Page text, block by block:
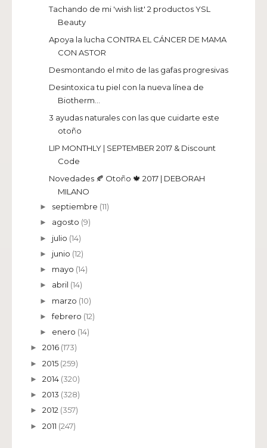
Tachando de mi 'wish list' 2 productos YSL
Beauty
Apoya la lucha CONTRA EL CÁNCER DE MAMA
CON ASTOR
Desmontando el mito de las gafas progresivas
Desintoxica tu piel con la nueva línea de
Biotherm...
3 ayudas naturales con las que cuidarte este
otoño
LIP MONTHLY | SEPTEMBER 2017 & Discount
Code
Novedades 🍂 Otoño 🍁 2017 | DEBORAH
MILANO
► septiembre (11)
► agosto (9)
► julio (14)
► junio (12)
► mayo (14)
► abril (14)
► marzo (10)
►febrero (12)
► enero (14)
► 2016 (173)
► 2015 (259)
► 2014 (320)
► 2013 (328)
► 2012 (357)
► 2011 (247)